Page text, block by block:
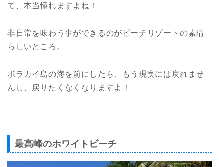
て、本当憧れますよね！
非日常を味わう事ができるのがビーチリゾートの素晴
らしいところ。
ボラカイ島の海を前にしたら、もう現実には戻れませ
んし、戻りたくなくなりますよ！
最高峰のホワイトビーチ